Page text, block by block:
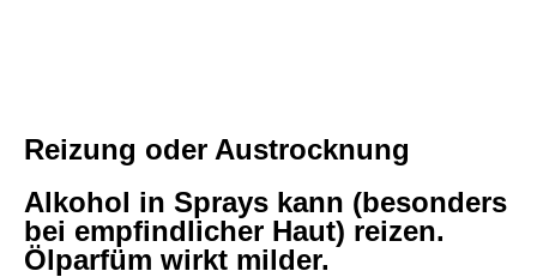
Reizung oder Austrocknung
Alkohol in Sprays kann (besonders
bei empfindlicher Haut) reizen.
Ölparfüm wirkt milder.